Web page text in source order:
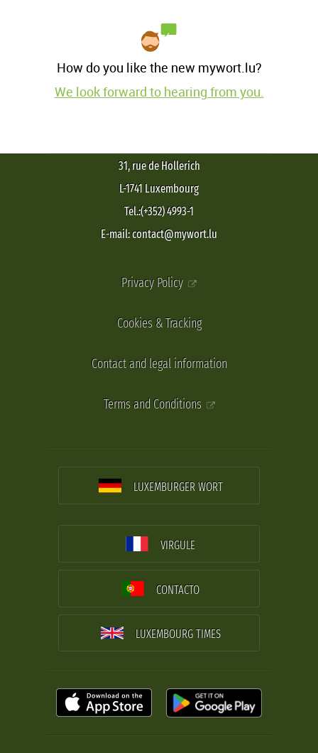
How do you like the new mywort.lu?
We look forward to hearing from you.
31, rue de Hollerich
L-1741 Luxembourg
Tel.:(+352) 4993-1
E-mail: contact@mywort.lu
Privacy Policy
Cookies & Tracking
Contact and legal information
Terms and Conditions
LUXEMBURGER WORT
VIRGULE
CONTACTO
LUXEMBOURG TIMES